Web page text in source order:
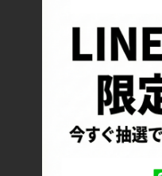
お支払い方法について
特定商取引法に基づく表
プライバシーポリシー
ロッカーズについて